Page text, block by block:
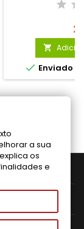

 Enviado
a sua
os
e